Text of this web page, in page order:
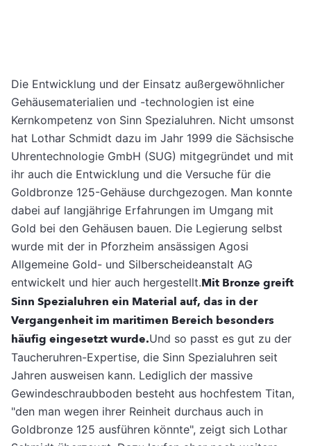
Die Entwicklung und der Einsatz außergewöhnlicher
Gehäusematerialien und -technologien ist eine
Kernkompetenz von Sinn Spezialuhren. Nicht umsonst
hat Lothar Schmidt dazu im Jahr 1999 die Sächsische
Uhrentechnologie GmbH (SUG) mitgegründet und mit
ihr auch die Entwicklung und die Versuche für die
Goldbronze 125-Gehäuse durchgezogen. Man konnte
dabei auf langjährige Erfahrungen im Umgang mit
Gold bei den Gehäusen bauen. Die Legierung selbst
wurde mit der in Pforzheim ansässigen Agosi
Allgemeine Gold- und Silberscheideanstalt AG
entwickelt und hier auch hergestellt.Mit Bronze greift
Sinn Spezialuhren ein Material auf, das in der
Vergangenheit im maritimen Bereich besonders
häufig eingesetzt wurde.Und so passt es gut zu der
Taucheruhren-Expertise, die Sinn Spezialuhren seit
Jahren ausweisen kann. Lediglich der massive
Gewindeschraubboden besteht aus hochfestem Titan,
"den man wegen ihrer Reinheit durchaus auch in
Goldbronze 125 ausführen könnte", zeigt sich Lothar